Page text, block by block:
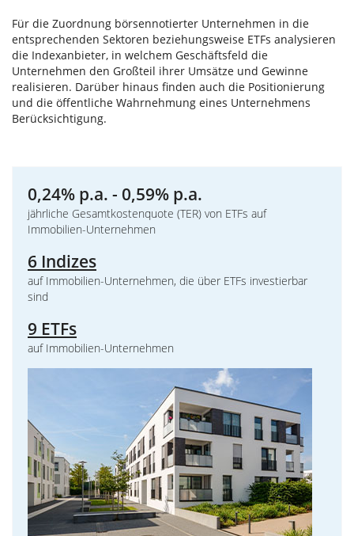
Für die Zuordnung börsennotierter Unternehmen in die
entsprechenden Sektoren beziehungsweise ETFs analysieren
die Indexanbieter, in welchem Geschäftsfeld die
Unternehmen den Großteil ihrer Umsätze und Gewinne
realisieren. Darüber hinaus finden auch die Positionierung
und die öffentliche Wahrnehmung eines Unternehmens
Berücksichtigung.
0,24% p.a. - 0,59% p.a.
jährliche Gesamtkostenquote (TER) von ETFs auf
Immobilien-Unternehmen
6 Indizes
auf Immobilien-Unternehmen, die über ETFs investierbar
sind
9 ETFs
auf Immobilien-Unternehmen